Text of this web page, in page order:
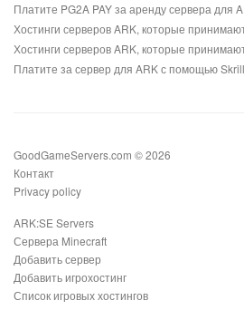
Платите PG2A PAY за аренду сервера для
Хостинги серверов ARK, которые
Хостинги серверов ARK, которые
Платите за сервер для ARK с помощью Skrill
GoodGameServers.com © 2026
Контакт
Privacy policy
ARK:SE Servers
Сервера Minecraft
Добавить сервер
Добавить игрохостинг
Список игровых хостингов